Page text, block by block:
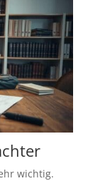
wichtig.